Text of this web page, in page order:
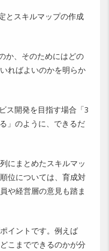
とスキルマップの作成
か、そのためにはどの
ればよいのかを明らか
ス開発を目指す場合「3
」のように、できるだ
にまとめたスキルマッ
位については、育成対
や経営層の意見も踏ま
イントです。例えば
こまでできるのかが分